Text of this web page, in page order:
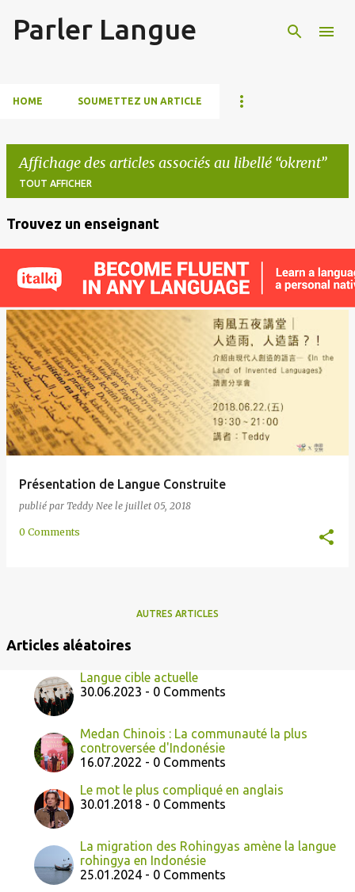
Parler Langue
HOME SOUMETTEZ UN ARTICLE
Affichage des articles associés au libellé okrent
TOUT AFFICHER
i
c
e
s
Trouvez un enseignant
Présentation de Langue Construite
publié par Teddy Nee le juillet 05, 2018
0 Comments
AUTRES ARTICLES
Articles aléatoires
Langue cible actuelle
30.06.2023 - 0 Comments
Medan Chinois : La communauté la plus
controversée d'Indonésie
16.07.2022 - 0 Comments
Le mot le plus compliqué en anglais
30.01.2018 - 0 Comments
La migration des Rohingyas amène la langue
rohingya en Indonésie
25.01.2024 - 0 Comments